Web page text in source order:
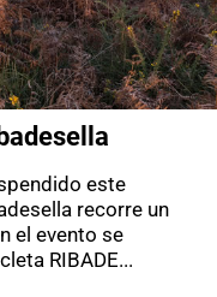
este
recorre un
el evento se
RIBADE...